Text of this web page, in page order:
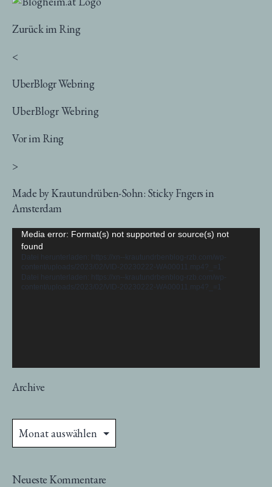
Zurück im Ring
<
UberBlogr Webring
UberBlogr Webring
Vor im Ring
>
Made by Krautundrüben-Sohn: Sticky Fngers in
Amsterdam
Video-
Player
Media error: Format(s) not supported or source(s) not
found
Datei herunterladen: https://xn--krautundrbenblog-rzb.com/wp-
content/uploads/2023/02/VID-20230222-WA00011.mp4?_=1
Datei herunterladen: https://xn--krautundrbenblog-rzb.com/wp-
content/uploads/2023/02/VID-20230222-WA00011.mp4?_=1
Archive
Neueste Kommentare